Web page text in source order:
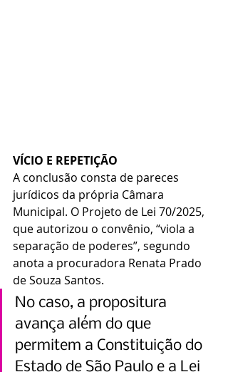
VÍCIO E REPETIÇÃO
A conclusão consta de pareces
jurídicos da própria Câmara
Municipal. O Projeto de Lei 70/2025,
que autorizou o convênio, “viola a
separação de poderes”, segundo
anota a procuradora Renata Prado
de Souza Santos.
No caso, a propositura
avança além do que
permitem a Constituição do
Estado de São Paulo e a Lei